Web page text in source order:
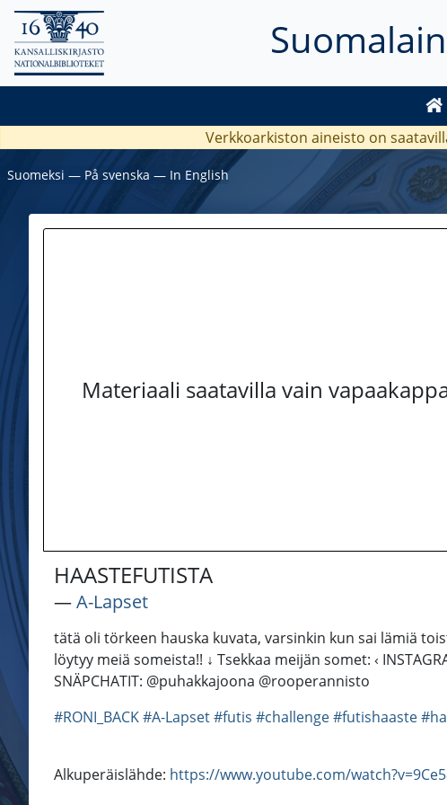
Verkkoarkiston aineisto on
Suomeksi ― På svenska ― In English
Materiaali saatavilla vain
HAASTEFUTISTA
―A-Lapset
tätä oli törkeen hauska kuvata, varsinkin kun sai lämiä
löytyy meiä someista!! ↓ Tsekkaa meijän somet: ‹
SNÄPCHATIT: @puhakkajoona @rooperannisto
#RONI_BACK#A-Lapset#futis #challenge#futishaaste
Alkuperäislähde: https://www.youtube.com/